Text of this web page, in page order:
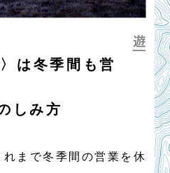
は冬季間も営
しみ方
まで冬季間の営業を休